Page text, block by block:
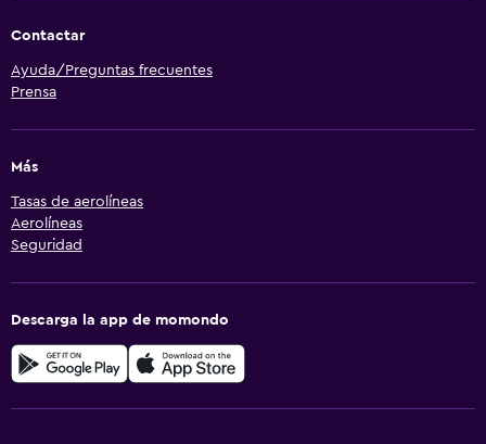
Contactar
Ayuda/Preguntas frecuentes
Prensa
Más
Tasas de aerolíneas
Aerolíneas
Seguridad
Descarga la app de momondo